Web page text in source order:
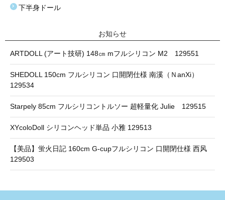
下半身ドール
お知らせ
ARTDOLL (アート技研) 148㎝ mフルシリコン M2 129551
SHEDOLL 150cm フルシリコン 口開閉仕様 南溪（ＮanXi）
129534
Starpely 85cm フルシリコントルソー 超軽量化 Julie 129515
XYcoloDoll シリコンヘッド単品 小雅 129513
【美品】蛍火日記 160cm G-cupフルシリコン 口開閉仕様 西风
129503